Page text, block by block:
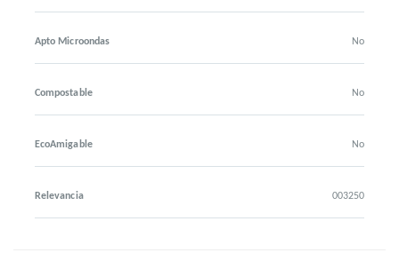
Apto Microondas No
Compostable No
EcoAmigable No
Relevancia 003250